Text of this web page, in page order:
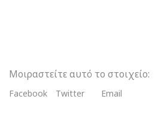
Μοιραστείτε αυτό το στοιχείο:
Facebook Twitter Email